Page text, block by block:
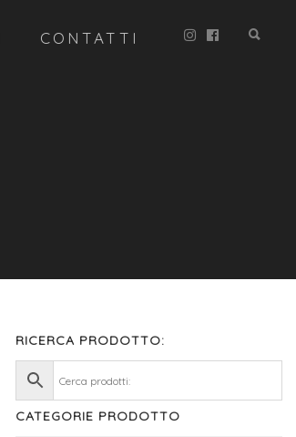
CONTATTI
RICERCA PRODOTTO:
CATEGORIE PRODOTTO